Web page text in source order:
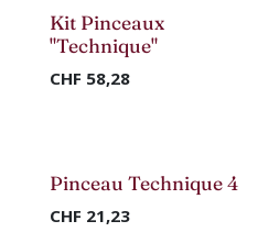
Nouveau !
Kit Pinceaux
"Technique"
CHF 58,28
Nouveau !
Pinceau Technique 4
CHF 21,23